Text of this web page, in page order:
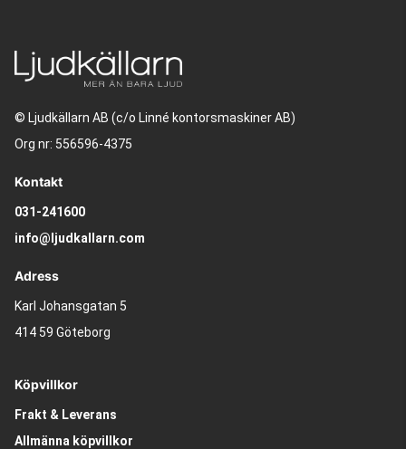
© Ljudkällarn AB (c/o Linné kontorsmaskiner AB)
Org nr: 556596-4375
Kontakt
031-241600
info@ljudkallarn.com
Adress
Karl Johansgatan 5
414 59 Göteborg
Köpvillkor
Frakt & Leverans
Allmänna köpvillkor